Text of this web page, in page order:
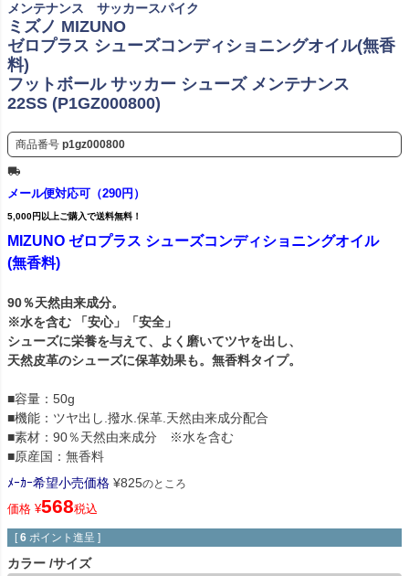
メンテナンス サッカースパイク
ミズノ MIZUNO
ゼロプラス シューズコンディショニングオイル(無香
料)
フットボール サッカー シューズ メンテナンス
22SS (P1GZ000800)
商品番号 p1gz000800
メール便対応可（290円）
5,000円以上ご購入で送料無料！
MIZUNO ゼロプラス シューズコンディショニングオイル
(無香料)
90％天然由来成分。
※水を含む 「安心」「安全」
シューズに栄養を与えて、よく磨いてツヤを出し、
天然皮革のシューズに保革効果も。無香料タイプ。
■容量：50g
■機能：ツヤ出し.撥水.保革.天然由来成分配合
■素材：90％天然由来成分 ※水を含む
■原産国：無香料
ﾒｰｶｰ希望小売価格 ¥825のところ
価格 ¥568税込
[ 6 ポイント進呈 ]
カラー サイズ